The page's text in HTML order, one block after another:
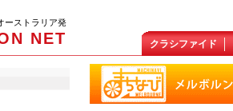
ーストラリア発
NET クラシファイド